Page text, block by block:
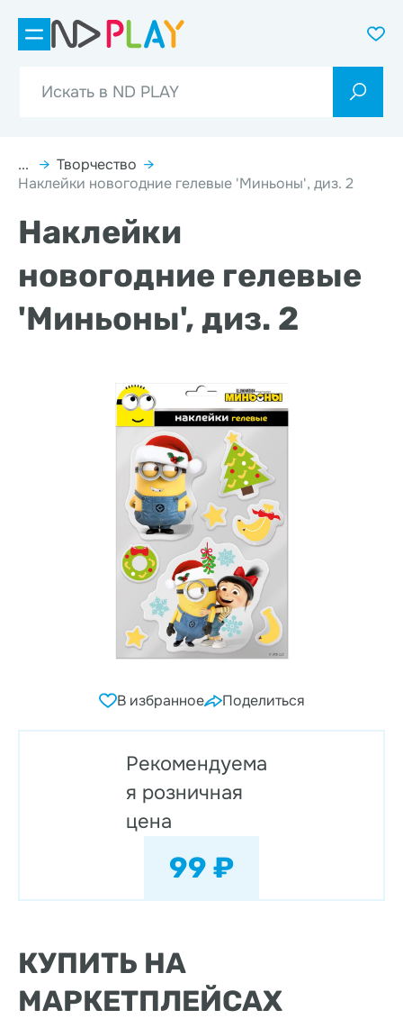
... → Творчество →
Наклейки новогодние гелевые 'Миньоны', диз. 2
Наклейки
новогодние гелевые
'Миньоны', диз. 2
В избранное Поделиться
Рекомендуема
я розничная
цена
99 ₽
КУПИТЬ НА
МАРКЕТПЛЕЙСАХ